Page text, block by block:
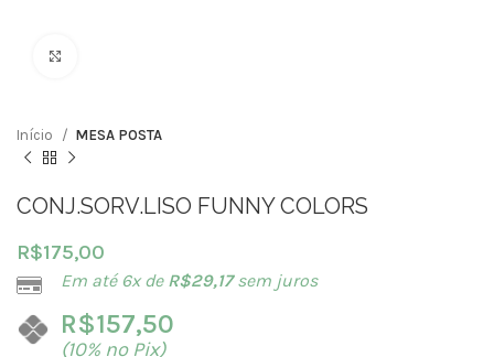
Início MESA POSTA
CONJ.SORV.LISO FUNNY COLORS
R$175,00
Em até 6x de R$29,17sem juros
R$157,50
(10% no Pix)